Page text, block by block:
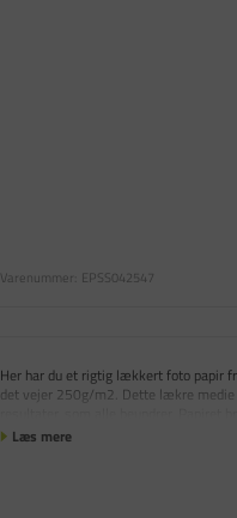
Varenummer: EPSS042547
Her har du et rigtig lækkert foto papir
det vejer 250g/m2. Dette lækre
Læs mere